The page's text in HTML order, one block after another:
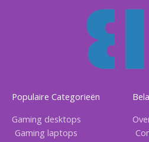
Populaire Categorieën
Gaming desktops
Gaming laptops